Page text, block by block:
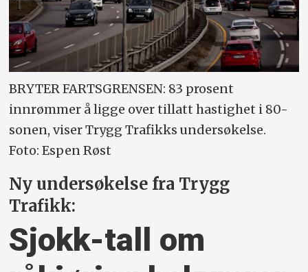
BRYTER FARTSGRENSEN: 83 prosent
innrømmer å ligge over tillatt hastighet i 80-
sonen, viser Trygg Trafikks undersøkelse.
Foto: Espen Røst
Ny undersøkelse fra Trygg
Trafikk:
Sjokk-tall om